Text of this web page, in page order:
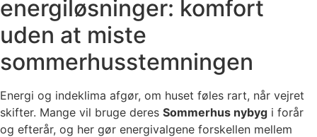
energiløsninger: komfort
uden at miste
sommerhusstemningen
Energi og indeklima afgør, om huset føles rart, når vejret
skifter. Mange vil bruge deres Sommerhus nybyg i forår
og efterår, og her gør energivalgene forskellen mellem